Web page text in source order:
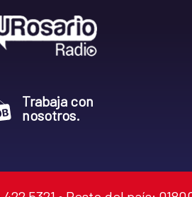
Trabaja con
nosotros.